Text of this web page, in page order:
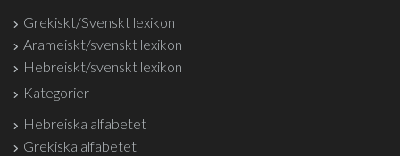
Grekiskt/Svenskt lexikon
Arameiskt/svenskt lexikon
Hebreiskt/svenskt lexikon
Kategorier
Hebreiska alfabetet
Grekiska alfabetet